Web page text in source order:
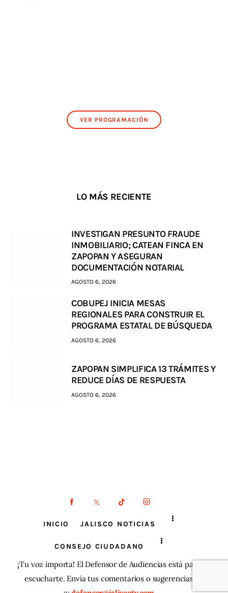
VER PROGRAMACIÓN
LO MÁS RECIENTE
INVESTIGAN PRESUNTO FRAUDE
INMOBILIARIO; CATEAN FINCA EN
ZAPOPAN Y ASEGURAN
DOCUMENTACIÓN NOTARIAL
AGOSTO 6, 2026
COBUPEJ INICIA MESAS
REGIONALES PARA CONSTRUIR EL
PROGRAMA ESTATAL DE BÚSQUEDA
AGOSTO 6, 2026
ZAPOPAN SIMPLIFICA 13 TRÁMITES Y
REDUCE DÍAS DE RESPUESTA
AGOSTO 6, 2026
INICIO JALISCO NOTICIAS
CONSEJO CIUDADANO
¡Tu voz importa! El Defensor de Audiencias está para
escucharte. Envía tus comentarios o sugerencias